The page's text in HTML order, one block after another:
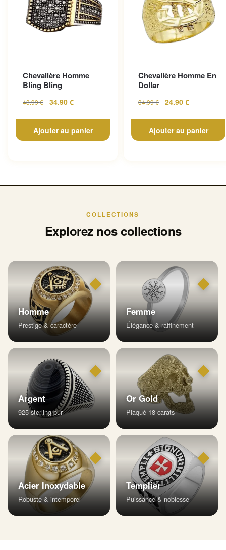
Chevalière Homme
Bling Bling
48.99€ 34.90 €
Ajouter au panier
Chevalière Homme En
Dollar
34.99€ 24.90 €
Ajouter au panier
COLLECTIONS
Explorez nos collections
◆
Homme
Prestige & caractère
◆
Femme
Élégance & raffinement
◆
Argent
925 sterling pur
◆
Or Gold
Plaqué 18 carats
◆
Acier Inoxydable
Robuste & intemporel
◆
Templier
Puissance & noblesse